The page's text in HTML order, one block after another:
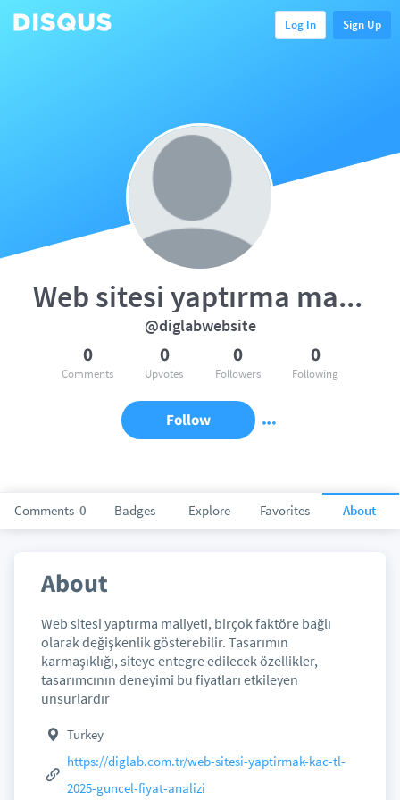
Log In Sign Up
Comments 0 Badges Explore Favorites About
Web sitesi yaptırma maliyeti
@diglabwebsite
0
Comments
0
Upvotes
0
Followers
0
Following
Follow
About
Web sitesi yaptırma maliyeti, birçok faktöre bağlı
olarak değişkenlik gösterebilir. Tasarımın
karmaşıklığı, siteye entegre edilecek özellikler,
tasarımcının deneyimi bu fiyatları etkileyen
unsurlardır
Turkey
https://diglab.com.tr/web-sitesi-yaptirmak-kac-tl-
2025-guncel-fiyat-analizi